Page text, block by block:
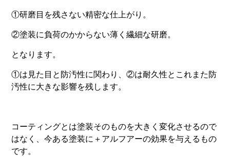
①研磨目を残さない精密な仕上がり。
②塗装に負荷のかからない薄く繊細な研磨。
となります。
①は見た目と防汚性に関わり、②は耐久性とこれまた防
汚性に大きな影響を残します。
コーティングとは塗装そのものを大きく変化させるので
はなく、今ある塗装に＋アルフアーの効果を与えるもの
です。